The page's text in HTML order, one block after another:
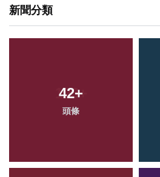
新聞分類
42+
頭條